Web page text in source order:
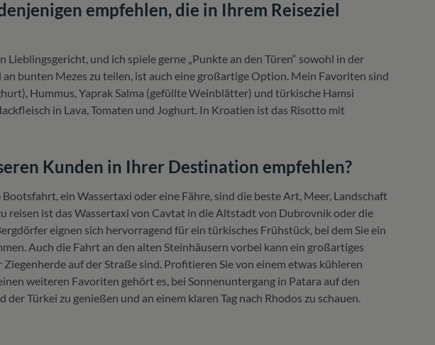
empfehlen, die in Ihrem Reiseziel
Lieblingsgericht, und ich spiele gerne „Punkte an den Türen“ sowohl in der
bunten Mezes zu teilen, ist auch eine großartige Option. Mein Favoriten sind
Hummus, Yaprak Salma (gefüllte Weinblätter) und türkische Hamsi
in Lava, Tomaten und Joghurt. In Kroatien ist das Risotto mit
Kunden in Ihrer Destination empfehlen?
ein Wassertaxi oder eine Fähre, sind die beste Art, Meer, Landschaft
reisen ist das Wassertaxi von Cavtat in die Altstadt von Dubrovnik oder die
eignen sich hervorragend für ein türkisches Frühstück, bei dem Sie ein
Auch die Fahrt an den alten Steinhäusern vorbei kann ein großartiges
auf der Straße sind. Profitieren Sie von einem etwas kühleren
weiteren Favoriten gehört es, bei Sonnenuntergang in Patara auf den
Türkei zu genießen und an einem klaren Tag nach Rhodos zu schauen.